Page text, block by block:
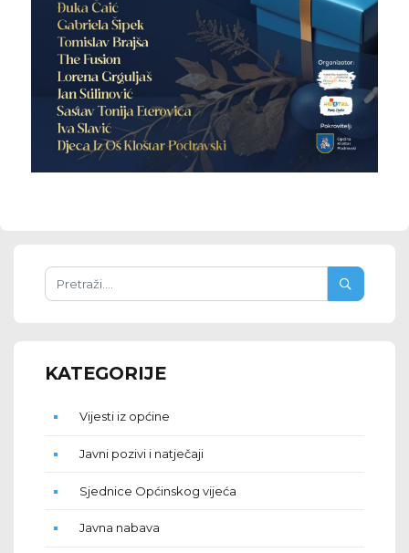
KATEGORIJE
Vijesti iz općine
Javni pozivi i natječaji
Sjednice Općinskog vijeća
Javna nabava